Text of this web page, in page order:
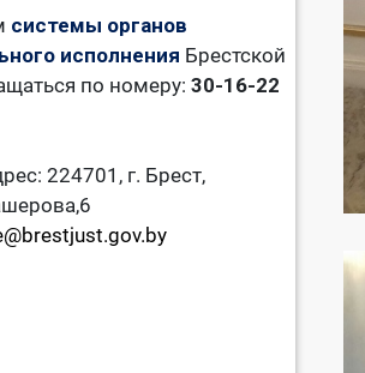
системы органов
исполнения Брестской
по номеру: 30-16-22
224701, г. Брест,